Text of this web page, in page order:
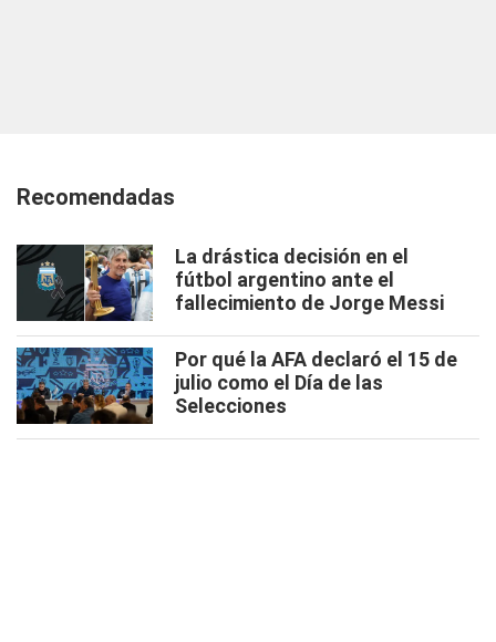
Recomendadas
La drástica decisión en el
fútbol argentino ante el
fallecimiento de Jorge Messi
Por qué la AFA declaró el 15 de
julio como el Día de las
Selecciones